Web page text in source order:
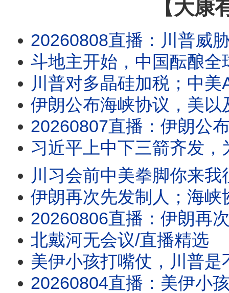
【大康
20260808直播：川普威胁阿曼，美国静等伊朗最高指示；中国出口继续攻城略地，
斗地主开始，中国酝酿全
川普对多晶硅加税；中
伊朗公布海峡协议，美以及盟友
20260807直播：伊朗公布海峡协议，美以及盟友被禁绝，伊朗正在做灾难性误
习近平上中下三箭齐发
川习会前中美拳脚你来我
伊朗再次先发制人；海峡协议在即
20260806直播：伊朗再次先发制人；海峡协议在即？伊朗要主权加五条件，川
北戴河无会议/直播精选
美伊小孩打嘴仗，川普是不是对谈判有什
20260804直播：美伊小孩打嘴仗，川普是不是对谈判有什么误解？真没招